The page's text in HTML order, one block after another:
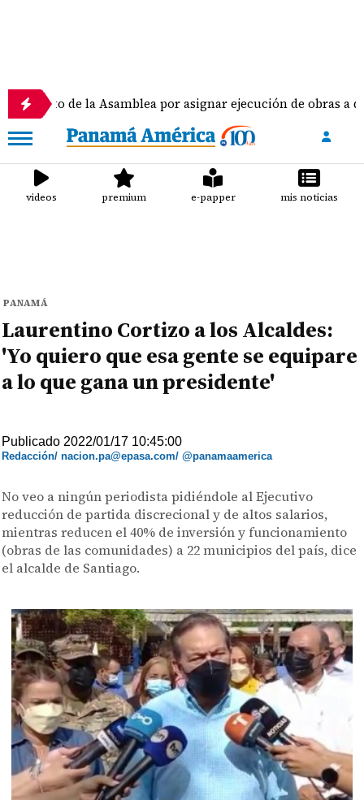
de la Asamblea por asignar ejecución de obras a diputados
videos premium e-papper mis noticias
PANAMÁ
Laurentino Cortizo a los Alcaldes:
'Yo quiero que esa gente se equipare
a lo que gana un presidente'
Publicado 2022/01/17 10:45:00
Redacción/ nacion.pa@epasa.com/ @panamaamerica
No veo a ningún periodista pidiéndole al Ejecutivo
reducción de partida discrecional y de altos salarios,
mientras reducen el 40% de inversión y funcionamiento
(obras de las comunidades) a 22 municipios del país, dice
el alcalde de Santiago.